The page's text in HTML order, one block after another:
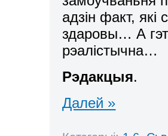
адзін факт,
здаровы… А
рэалістычна…
Рэдакцыя.
Далей »